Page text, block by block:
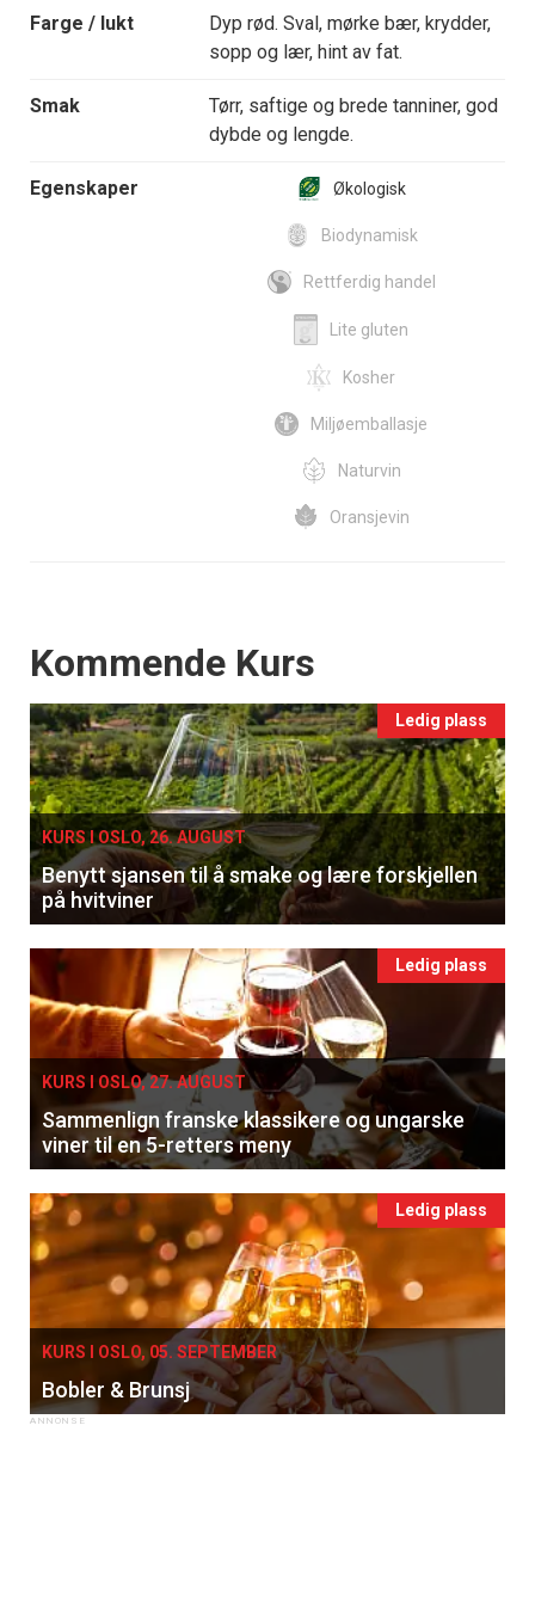
Farge / lukt
Dyp rød. Sval, mørke bær, krydder,
sopp og lær, hint av fat.
Smak
Tørr, saftige og brede tanniner, god
dybde og lengde.
Egenskaper Økologisk
Biodynamisk
Rettferdig handel
Lite gluten
Kosher
Miljøemballasje
Naturvin
Oransjevin
Events
Kommende Kurs
Ledig plass
KURS I OSLO, 26. AUGUST
Benytt sjansen til å smake og lære forskjellen
på hvitviner
Ledig plass
KURS I OSLO, 27. AUGUST
Sammenlign franske klassikere og ungarske
viner til en 5-retters meny
Ledig plass
KURS I OSLO, 05. SEPTEMBER
Bobler & Brunsj